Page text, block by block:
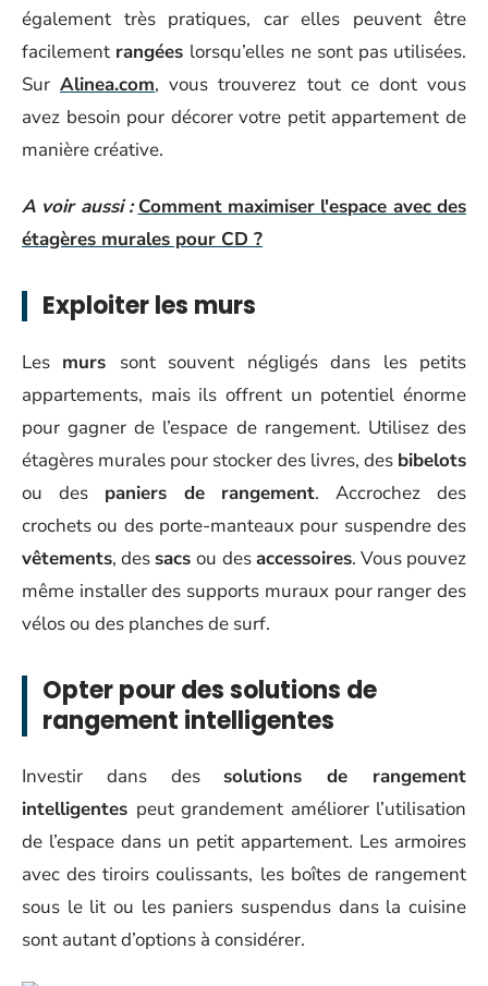
également très pratiques, car elles peuvent être
facilement rangées lorsqu’elles ne sont pas utilisées.
SurAlinea.com, vous trouverez tout ce dont vous
avez besoin pour décorer votre petit appartement de
manière créative.
A voir aussi : Comment maximiser l'espace avec des
étagères murales pour CD ?
Exploiter les murs
Les murs sont souvent négligés dans les petits
appartements, mais ils offrent un potentiel énorme
pour gagner de l’espace de rangement. Utilisez des
étagères murales pour stocker des livres, des bibelots
ou des paniers de rangement. Accrochez des
crochets ou des porte-manteaux pour suspendre des
vêtements, des sacsou desaccessoires. Vous pouvez
même installer des supports muraux pour ranger des
vélos ou des planches de surf.
Opter pour des solutions de
rangement intelligentes
Investir dans des solutions de rangement
intelligentes peut grandement améliorer l’utilisation
de l’espace dans un petit appartement. Les armoires
avec des tiroirs coulissants, les boîtes de rangement
sous le lit ou les paniers suspendus dans la cuisine
sont autant d’options à considérer.